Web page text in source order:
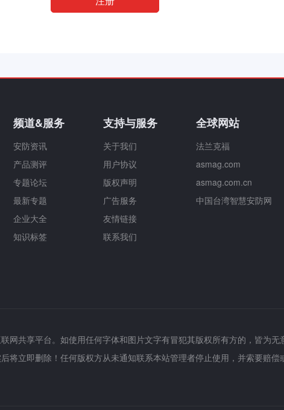
频道&服务
安防资讯
产品测评
专题论坛
最新专题
企业大全
知识标签
支持与服务
关于我们
用户协议
版权声明
广告服务
友情链接
联系我们
全球网站
法兰克福
asmag.com
asmag.com.cn
中国台湾智慧安防网
网共享平台。如使用任何字体和图片文字有冒犯其版权所有方的，皆为
将立即删除！任何版权方从未通知联系本站管理者停止使用，并索要赔